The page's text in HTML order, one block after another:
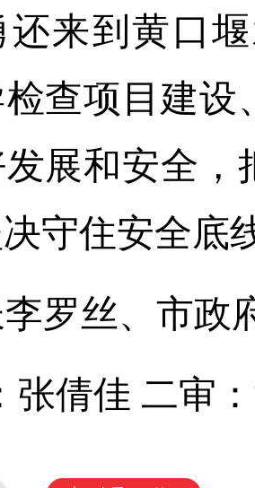
还来到黄口
查项目建设
展和安全，
守住安全底
罗丝、市政
张倩佳 二审